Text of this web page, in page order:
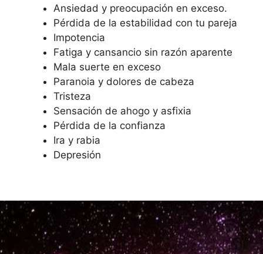
Ansiedad y preocupación en exceso.
Pérdida de la estabilidad con tu pareja
Impotencia
Fatiga y cansancio sin razón aparente
Mala suerte en exceso
Paranoia y dolores de cabeza
Tristeza
Sensación de ahogo y asfixia
Pérdida de la confianza
Ira y rabia
Depresión